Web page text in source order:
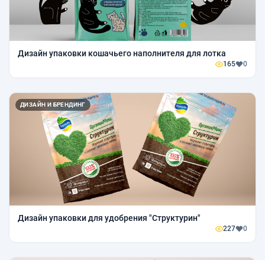
Дизайн упаковки кошачьего наполнителя для лотка
165 0
ДИЗАЙН И БРЕНДИНГ
Дизайн упаковки для удобрения "Структурин"
227 0